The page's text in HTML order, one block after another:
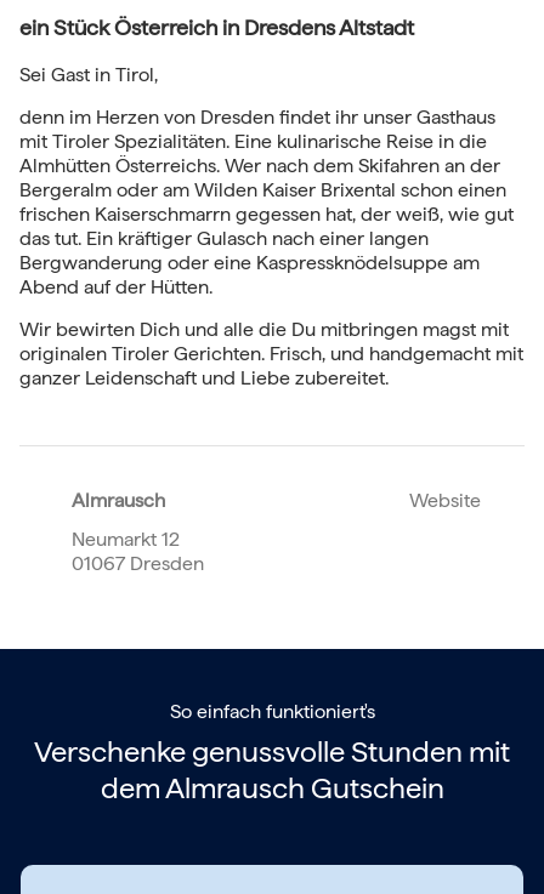
ein Stück Österreich in Dresdens Altstadt
Sei Gast in Tirol,
denn im Herzen von Dresden findet ihr unser Gasthaus
mit Tiroler Spezialitäten. Eine kulinarische Reise in die
Almhütten Österreichs. Wer nach dem Skifahren an der
Bergeralm oder am Wilden Kaiser Brixental schon einen
frischen Kaiserschmarrn gegessen hat, der weiß, wie gut
das tut. Ein kräftiger Gulasch nach einer langen
Bergwanderung oder eine Kaspressknödelsuppe am
Abend auf der Hütten.
Wir bewirten Dich und alle die Du mitbringen magst mit
originalen Tiroler Gerichten. Frisch, und handgemacht mit
ganzer Leidenschaft und Liebe zubereitet.
Almrausch
Neumarkt 12
01067 Dresden
Website
So einfach funktioniert's
Verschenke genussvolle Stunden mit
demAlmrausch Gutschein